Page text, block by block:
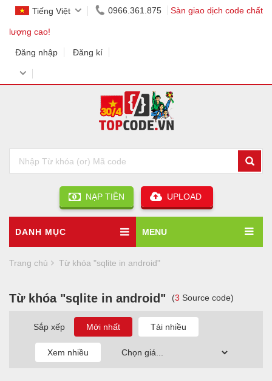
Tiếng Việt 0966.361.875 Sàn giao dịch code chất
lượng cao!
Đăng nhập Đăng kí
NẠP TIỀN UPLOAD
DANH MỤC MENU
Trang chủ Từ khóa "sqlite in android"
Từ khóa "sqlite in android" (3 Source code)
Sắp xếp